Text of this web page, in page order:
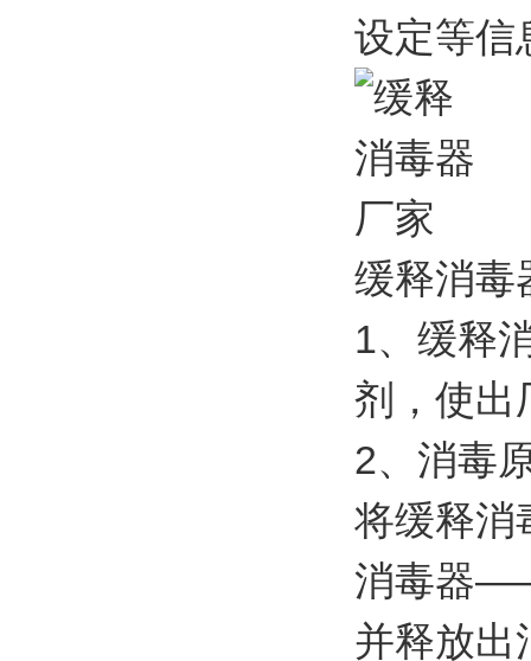
设定等信
缓释消毒
1、缓释
剂，使出
2、消毒
将缓释
消毒器
并释放出